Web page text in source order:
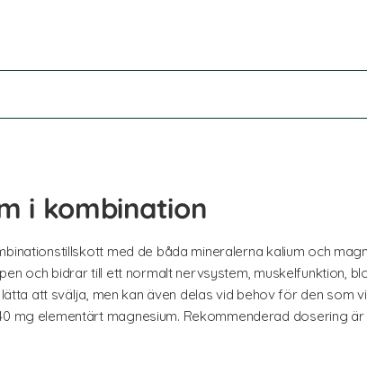
i kombination
med de båda mineralerna kalium och
och bidrar till ett normalt nervsystem, muskelfunktion,
att svälja, men kan även delas vid behov för den som
mg elementärt magnesium. Rekommenderad dosering